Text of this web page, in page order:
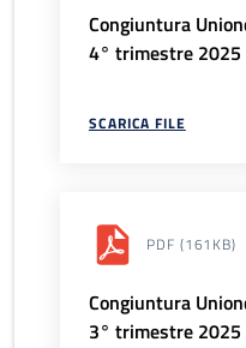
Congiuntura
4° trimestre 2025
SCARICA FILE
PDF (161KB)
Congiuntura
3° trimestre 2025